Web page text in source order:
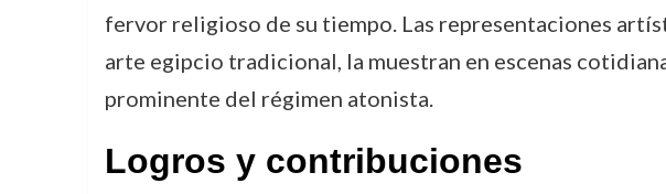
fervor religioso de su tiempo. Las representaciones
arte egipcio tradicional, la muestran en escenas
prominente del régimen atonista.
Logros y contribuciones